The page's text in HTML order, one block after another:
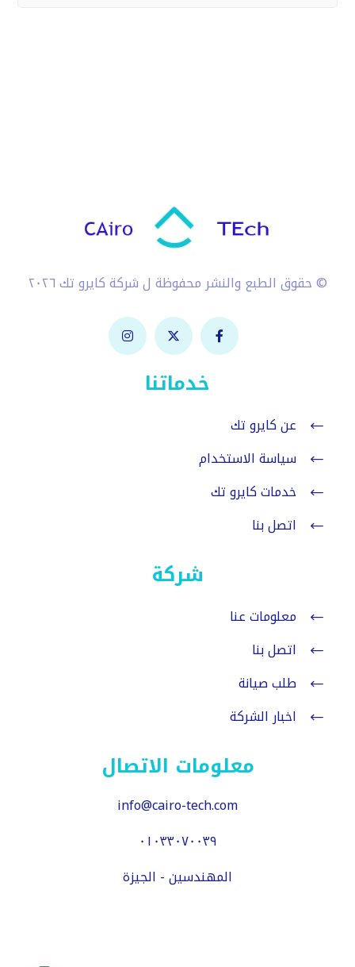
© حقوق الطبع والنشر محفوظة ل شركة كايرو تك ٢٠٢٦
خدماتنا
عن كايرو تك
سياسة الاستخدام
خدمات كايرو تك
اتصل بنا
شركة
معلومات عنا
اتصل بنا
طلب صيانة
اخبار الشركة
معلومات الاتصال
info@cairo-tech.com
٠١٠٣٣٠٧٠٠٣٩
المهندسين - الجيزة